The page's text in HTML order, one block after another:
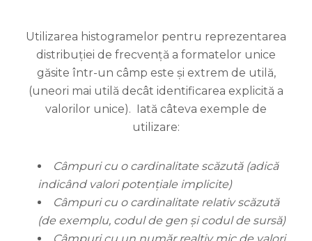
Utilizarea histogramelor pentru reprezentarea
distribuției de frecvență a formatelor unice
găsite într-un câmp este și extrem de utilă,
(uneori mai utilă decât identificarea explicită a
valorilor unice). Iată câteva exemple de
utilizare:
Câmpuri cu o cardinalitate scăzută (adică
indicând valori potențiale implicite)
Câmpuri cu o cardinalitate relativ scăzută
(de exemplu, codul de gen și codul de sursă)